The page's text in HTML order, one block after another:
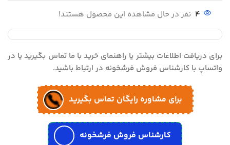
4 نفر در حال مشاهده این محصول هستند!
برای دریافت اطلاعات بیشتر یا راهنمای خرید با ما تماس بگیرید یا در
واتساپ با کارشناس فروش فرشخونه در ارتباط باشید.
برای مشاوره رایگان تماس بگیرید
کارشناس فروش فرشخونه